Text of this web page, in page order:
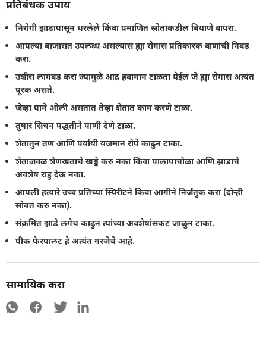
प्रतिबंधक उपाय
निरोगी झाडापासून धरलेले किंवा प्रमाणित स्रोतांकडील बियाणे वापरा.
आपल्या बाजारात उपलब्ध असल्यास ह्या रोगास प्रतिकारक वाणांची निवड
करा.
उशीरा लागवड करा ज्यामुळे आद्र हवामान टाळता येईल जे ह्या रोगास अत्यंत
पूरक असते.
जेव्हा पाने ओली असतात तेव्हा शेतात काम करणे टाळा.
तुषार सिंचन पद्धतीने पाणी देणे टाळा.
शेतातुन तण आणि पर्यायी यजमान रोपे काढुन टाका.
शेताजवळ शेणखताचे खड्डे करु नका किंवा पालापाचोळा आणि झाडाचे
अवशेष राहु देऊ नका.
आपली हत्यारे उच्च प्रतिच्या स्पिरीटने किंवा आगीने निर्जंतुक करा (दोन्ही
सोबत करु नका).
संक्रमित झाडे लगेच काढुन त्यांच्या अवशेषांसकट जाळुन टाका.
पीक फेरपालट हे अत्यंत गरजेचे आहे.
सामायिक करा